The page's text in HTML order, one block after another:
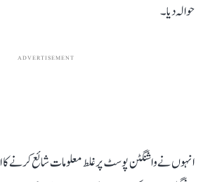
حوالہ دیا۔
ADVERTISEMENT
انہوں نے واشنگٹن پوسٹ پر غلط معلومات شائع کرنے کا